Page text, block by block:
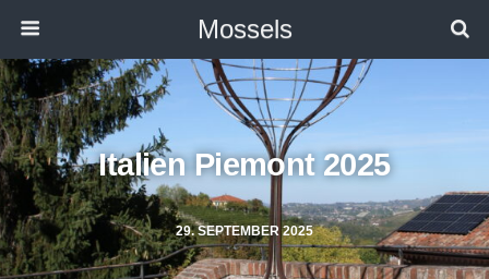
Mossels
29. SEPTEMBER 2025
Italien Piemont 2025